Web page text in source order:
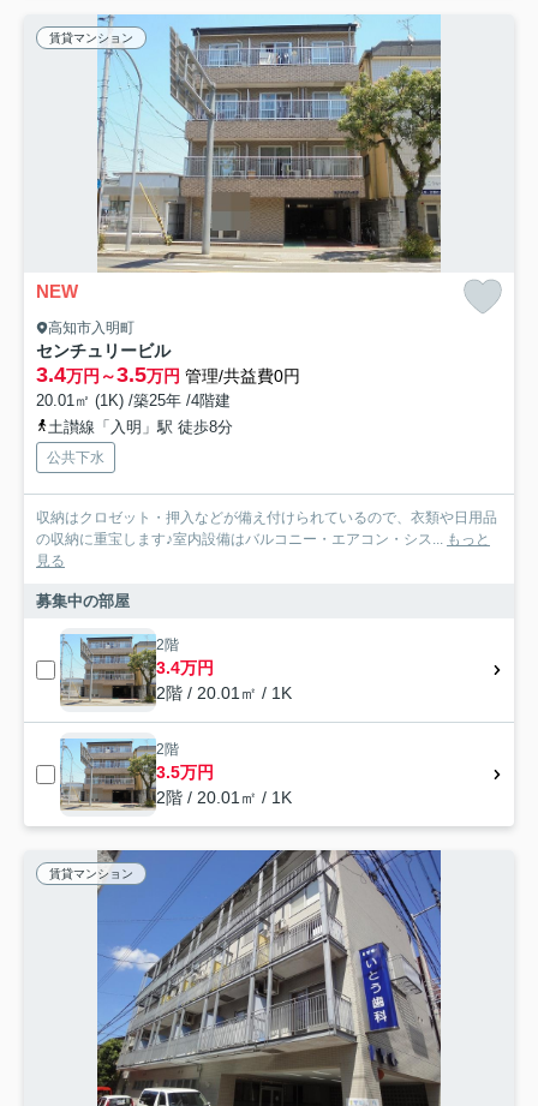
賃貸マンション
NEW
高知市入明町
センチュリービル
3.4万円～3.5万円 管理/共益費0円
20.01㎡ (1K) /築25年 /4階建
土讃線「入明」駅 徒歩8分
公共下水
収納はクロゼット・押入などが備え付けられているので、衣類や日用品
の収納に重宝します♪室内設備はバルコニー・エアコン・シス... もっと
見る
募集中の部屋
2階
3.4万円
2階 / 20.01㎡ / 1K
2階
3.5万円
2階 / 20.01㎡ / 1K
賃貸マンション